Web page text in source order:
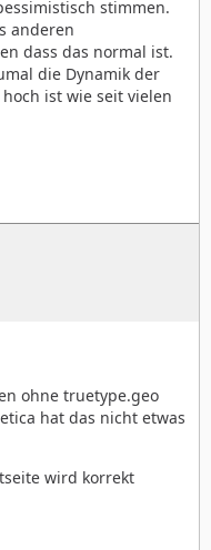
stimmen.
anderen
dass das normal ist.
die Dynamik der
ist wie seit vielen
ohne truetype.geo
hat das nicht etwas
wird korrekt